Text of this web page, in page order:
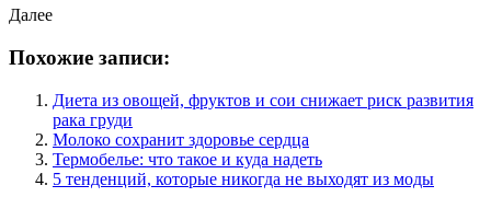
Далее
Похожие записи:
Диета из овощей, фруктов и сои снижает риск развития
рака груди
Молоко сохранит здоровье сердца
Термобелье: что такое и куда надеть
5 тенденций, которые никогда не выходят из моды